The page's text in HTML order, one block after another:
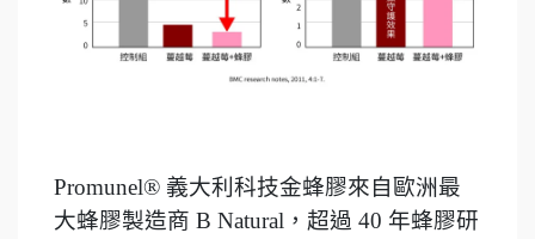
Promunel® 義大利科技金蜂膠來自歐洲最
大蜂膠製造商 B Natural，超過 40 年蜂膠研